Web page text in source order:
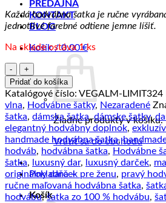
PREDAJŇA
KONTAKT
BLOG
Košík /0.00€
Žiadne produkty v košíku.
Vrátiť sa do obchodu
Pokladňa +
Košík
Každá hodvábna šatka je ručne
jednotlivé farebné odtiene jemne líšiť.
Na sklade ostáva 1 ks
množstvo
Hodvábna
šatka
LIMITED_324,
Ručná
výroba
na
Slovensku,
90
x
90cm
Pridať do košíka
Katalógové číslo: VEGALM-LIMIT324
vlna, Hodvábne šatky, Nezaradené
šatka, dámska šatka,dámske šatky,
elegantný hodvábny doplnok,
handmade hodvábna šatka,
hodváb, hodvábna šatka, Hodvábne
šatka, luxusný dar, luxusný darček,
originálny darček pre ženu, pravý
ručne maľovaná hodvábna šatka,
hodvábu,šatka zo 100 % hodvábu,